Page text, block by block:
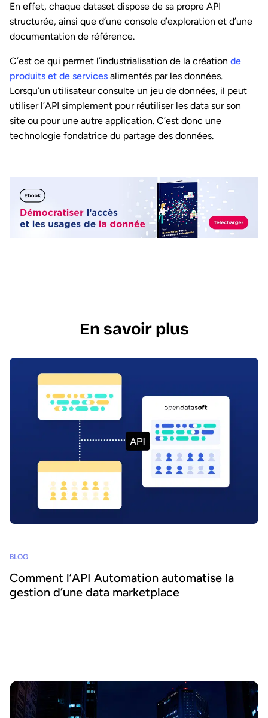
En effet, chaque dataset dispose de sa propre API
structurée, ainsi que d’une console d’exploration et d’une
documentation de référence.
C’est ce qui permet l’industrialisation de la création de
produits et de services alimentés par les données.
Lorsqu’un utilisateur consulte un jeu de données, il peut
utiliser l’API simplement pour réutiliser les data sur son
site ou pour une autre application. C’est donc une
technologie fondatrice du partage des données.
En savoir plus
BLOG
Comment l’API Automation automatise la
gestion d’une data marketplace